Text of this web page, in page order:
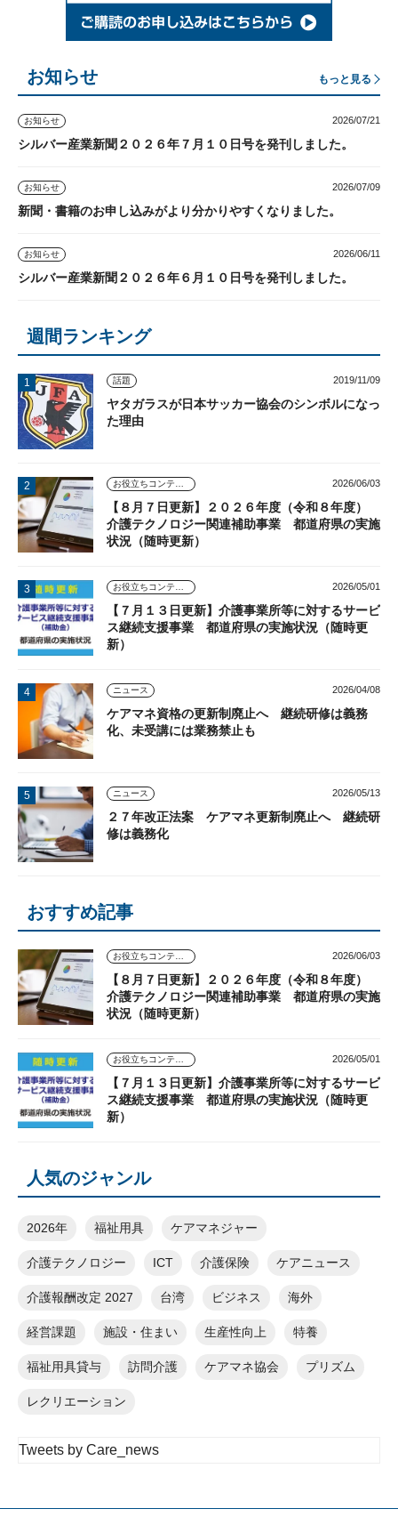
お知らせ もっと見る
お知らせ 2026/07/21
シルバー産業新聞２０２６年７月１０日号を発刊しました。
お知らせ 2026/07/09
新聞・書籍のお申し込みがより分かりやすくなりました。
お知らせ 2026/06/11
シルバー産業新聞２０２６年６月１０日号を発刊しました。
週間ランキング
話題 2019/11/09
ヤタガラスが日本サッカー協会のシンボルになっ
た理由
お役立ちコンテンツ 2026/06/03
【８月７日更新】２０２６年度（令和８年度）
介護テクノロジー関連補助事業 都道府県の実施
状況（随時更新）
お役立ちコンテンツ 2026/05/01
【７月１３日更新】介護事業所等に対するサービ
ス継続支援事業 都道府県の実施状況（随時更
新）
ニュース 2026/04/08
ケアマネ資格の更新制廃止へ 継続研修は義務
化、未受講には業務禁止も
ニュース 2026/05/13
２７年改正法案 ケアマネ更新制廃止へ 継続研
修は義務化
おすすめ記事
お役立ちコンテンツ 2026/06/03
【８月７日更新】２０２６年度（令和８年度）
介護テクノロジー関連補助事業 都道府県の実施
状況（随時更新）
お役立ちコンテンツ 2026/05/01
【７月１３日更新】介護事業所等に対するサービ
ス継続支援事業 都道府県の実施状況（随時更
新）
人気のジャンル
2026年 福祉用具 ケアマネジャー
介護テクノロジー ICT 介護保険 ケアニュース
介護報酬改定 2027 台湾 ビジネス 海外
経営課題 施設・住まい 生産性向上 特養
福祉用具貸与 訪問介護 ケアマネ協会 プリズム
レクリエーション
Tweets by Care_news